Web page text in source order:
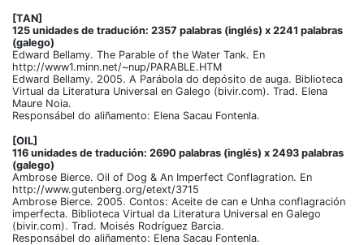
[TAN]
125 unidades de tradución: 2357 palabras (inglés) x 2241 palabras
(galego)
Edward Bellamy. The Parable of the Water Tank. En
http://www1.minn.net/~nup/PARABLE.HTM
Edward Bellamy. 2005. A Parábola do depósito de auga. Biblioteca
Virtual da Literatura Universal en Galego (bivir.com). Trad. Elena
Maure Noia.
Responsábel do aliñamento: Elena Sacau Fontenla.
[OIL]
116 unidades de tradución: 2690 palabras (inglés) x 2493 palabras
(galego)
Ambrose Bierce. Oil of Dog & An Imperfect Conflagration. En
http://www.gutenberg.org/etext/3715
Ambrose Bierce. 2005. Contos: Aceite de can e Unha conflagración
imperfecta. Biblioteca Virtual da Literatura Universal en Galego
(bivir.com). Trad. Moisés Rodríguez Barcia.
Responsábel do aliñamento: Elena Sacau Fontenla.